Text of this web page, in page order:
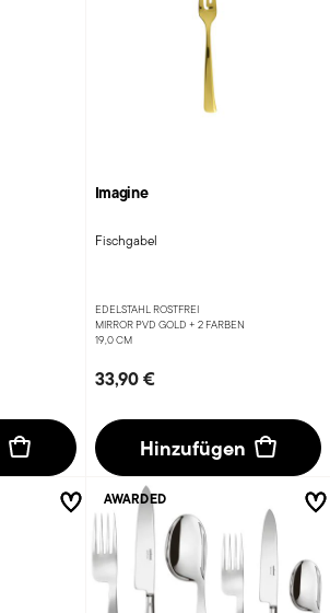
Imagine
Fischgabel
EDELSTAHL ROSTFREI
MIRROR PVD GOLD + 2 FARBEN
19,0 CM
33,90 €
Hinzufügen
AWARDED